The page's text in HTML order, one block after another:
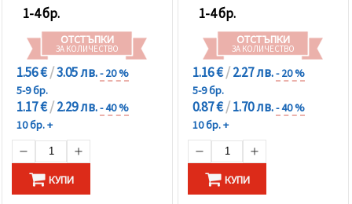
Приеми
всички
Настройки
на
бисквитките
1-4 бр.
ОТСТЪПКИ
ЗА КОЛИЧЕСТВО
1.56 €/3.05 лв.- 20 %
5-9 бр.
1.17 €/2.29 лв.- 40 %
10 бр. +
КУПИ
1-4 бр.
ОТСТЪПКИ
ЗА КОЛИЧЕСТВО
1.16 €/2.27 лв.- 20 %
5-9 бр.
0.87 €/1.70 лв.- 40 %
10 бр. +
КУПИ